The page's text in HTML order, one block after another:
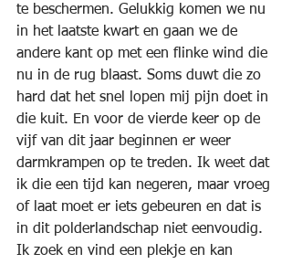
te beschermen. Gelukkig komen we nu
in het laatste kwart en gaan we de
andere kant op met een flinke wind die
nu in de rug blaast. Soms duwt die zo
hard dat het snel lopen mij pijn doet in
die kuit. En voor de vierde keer op de
vijf van dit jaar beginnen er weer
darmkrampen op te treden. Ik weet dat
ik die een tijd kan negeren, maar vroeg
of laat moet er iets gebeuren en dat is
in dit polderlandschap niet eenvoudig.
Ik zoek en vind een plekje en kan